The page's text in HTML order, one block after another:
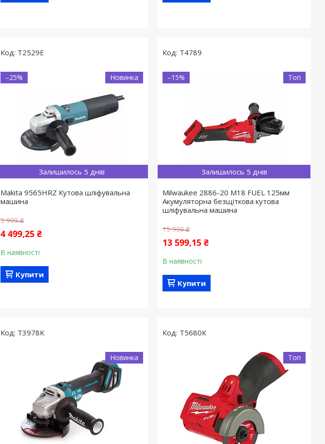
T2529E
Залишилось 5 днів
Новинка
–25%
Makita 9565HRZ Кутова шліфувальна
машина
5 999 ₴
4 499,25 ₴
В наявності
Купити
T4789
Залишилось 5 днів
Топ
–15%
Milwaukee 2886-20 M18 FUEL 125мм
Акумуляторна безщіткова кутова
шліфувальна машина
15 999 ₴
13 599,15 ₴
В наявності
Купити
T3978K
Новинка
T5680K
Топ